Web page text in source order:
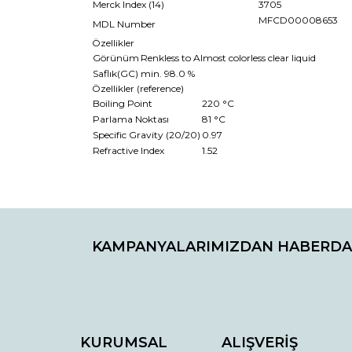
Merck Index (14)
3705
MDL Number
MFCD00008653
Özellikler
Görünüm Renkless to Almost colorless clear liquid
Saflık(GC) min. 98.0 %
Özellikler (reference)
Boiling Point
220 °C
Parlama Noktası
81 °C
Specific Gravity (20/20) 0.97
Refractive Index
1.52
Görüş ve önerileriniz için teşekkür ederiz.
Ürün resmi kalitesiz, bozuk veya
Bu ürüne benzer farklı alternatifler olmalı.
KAMPANYALARIMIZDAN
KURUMSAL ALIŞVERİŞ